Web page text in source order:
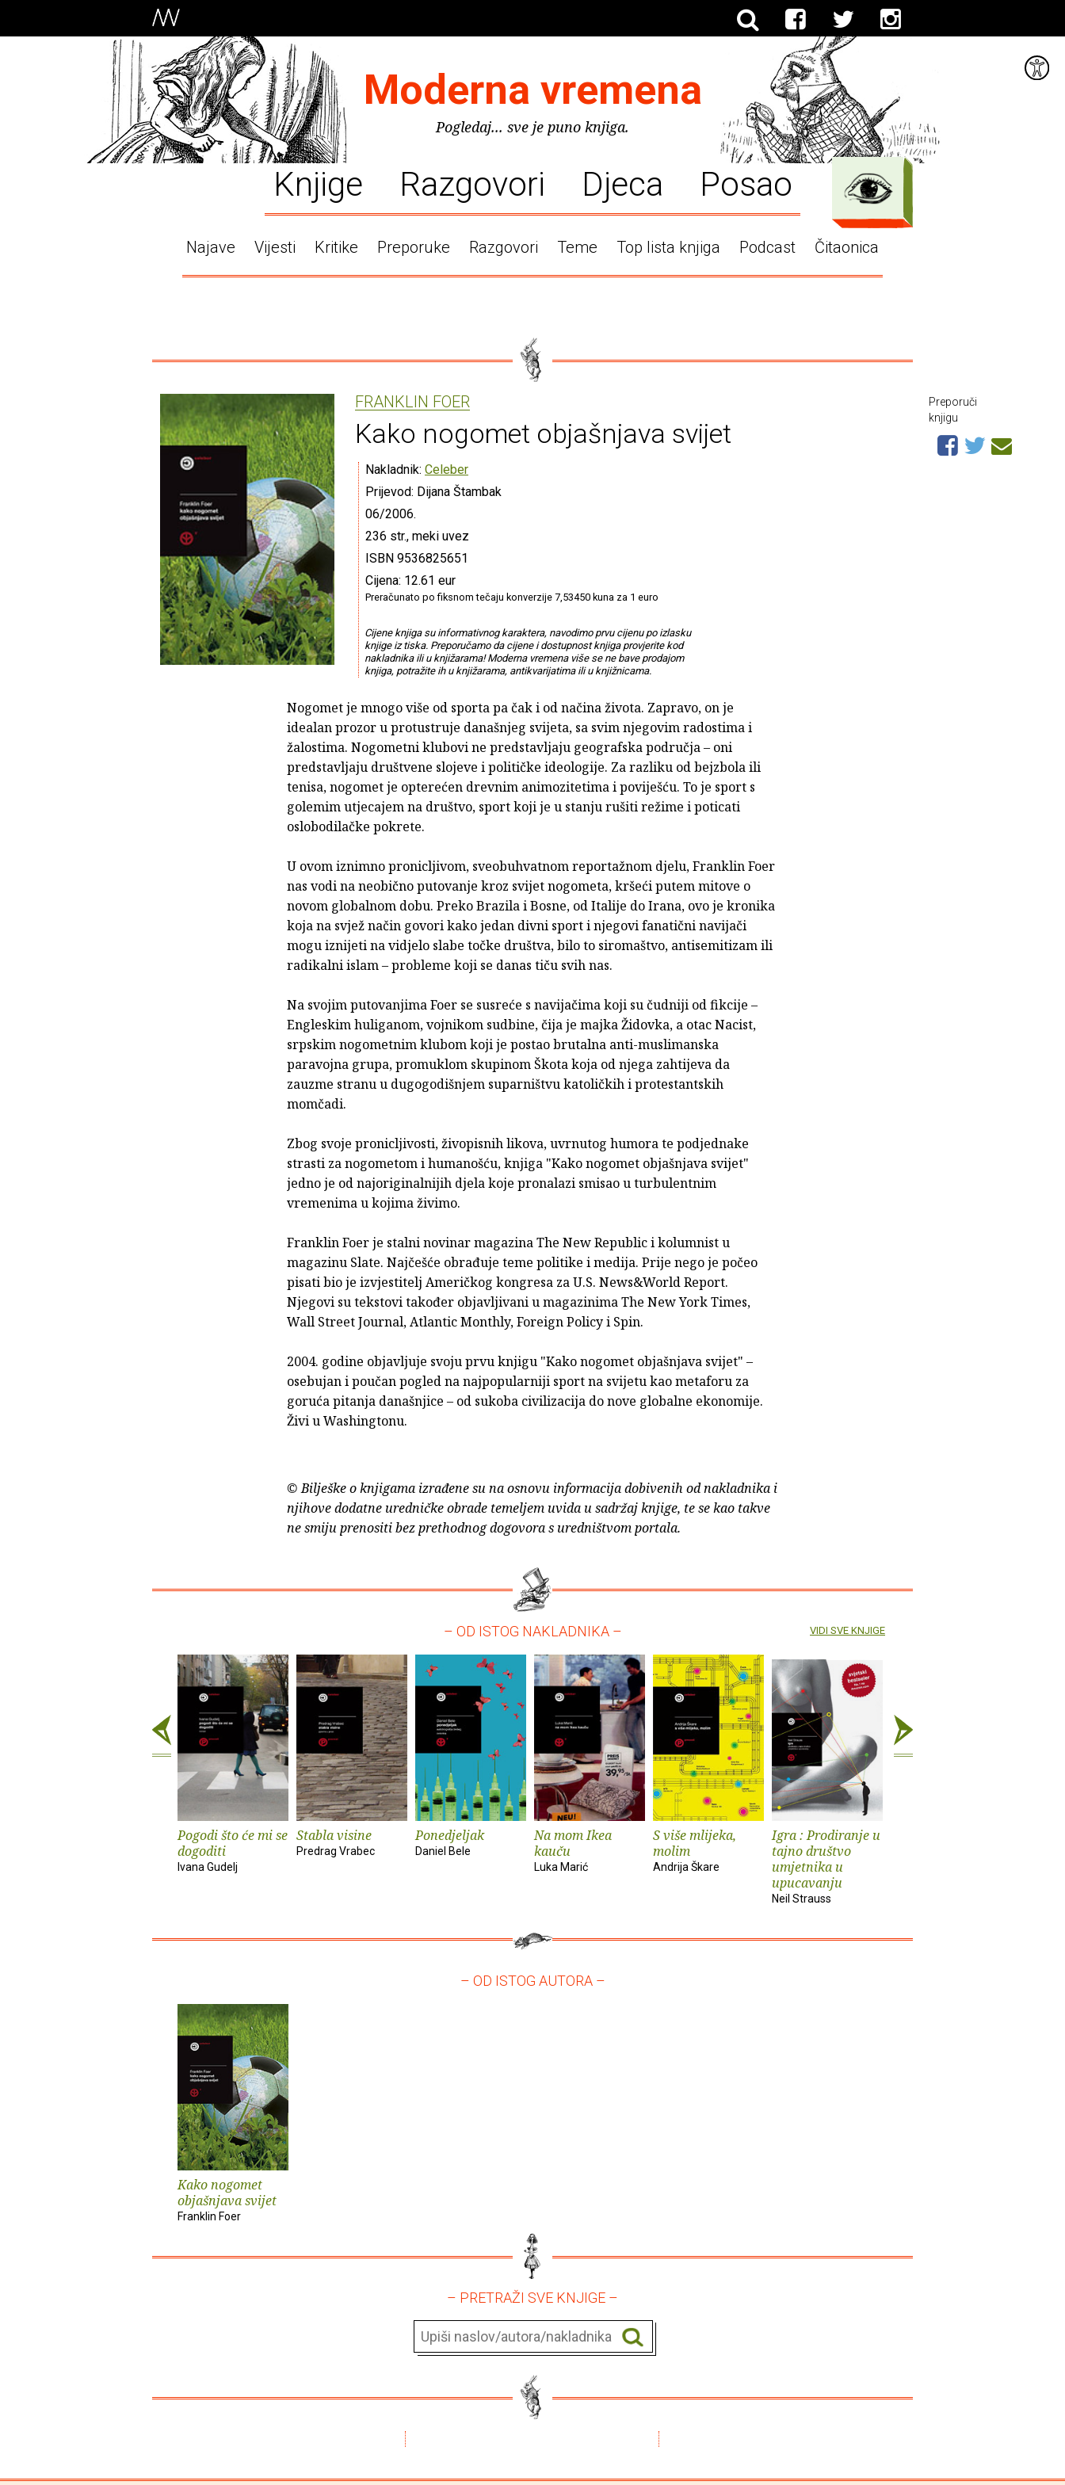
Moderna vremena
Pogledaj... sve je puno knjiga.
Knjige Razgovori Djeca Posao
Najave Vijesti Kritike Preporuke Razgovori Teme Top lista knjiga Podcast Čitaonica
FRANKLIN FOER
Kako nogomet objašnjava svijet
Nakladnik: Celeber
Prijevod: Dijana Štambak
06/2006.
236 str., meki uvez
ISBN 9536825651
Cijena: 12.61 eur
Preračunato po fiksnom tečaju konverzije 7,53450 kuna za 1 euro
Cijene knjiga su informativnog karaktera, navodimo prvu cijenu po izlasku
knjige iz tiska. Preporučamo da cijene i dostupnost knjiga provjerite kod
nakladnika ili u knjižarama! Moderna vremena više se ne bave prodajom
knjiga, potražite ih u knjižarama, antikvarijatima ili u knjižnicama.
Nogomet je mnogo više od sporta pa čak i od načina života. Zapravo, on je
idealan prozor u protustruje današnjeg svijeta, sa svim njegovim radostima i
žalostima. Nogometni klubovi ne predstavljaju geografska područja – oni
predstavljaju društvene slojeve i političke ideologije. Za razliku od bejzbola ili
tenisa, nogomet je opterećen drevnim animozitetima i poviješću. To je sport s
golemim utjecajem na društvo, sport koji je u stanju rušiti režime i poticati
oslobodilačke pokrete.
U ovom iznimno pronicljivom, sveobuhvatnom reportažnom djelu, Franklin Foer
nas vodi na neobično putovanje kroz svijet nogometa, kršeći putem mitove o
novom globalnom dobu. Preko Brazila i Bosne, od Italije do Irana, ovo je kronika
koja na svjež način govori kako jedan divni sport i njegovi fanatični navijači
mogu iznijeti na vidjelo slabe točke društva, bilo to siromaštvo, antisemitizam ili
radikalni islam – probleme koji se danas tiču svih nas.
Na svojim putovanjima Foer se susreće s navijačima koji su čudniji od fikcije –
Engleskim huliganom, vojnikom sudbine, čija je majka Židovka, a otac Nacist,
srpskim nogometnim klubom koji je postao brutalna anti-muslimanska
paravojna grupa, promuklom skupinom Škota koja od njega zahtijeva da
zauzme stranu u dugogodišnjem suparništvu katoličkih i protestantskih
momčadi.
Zbog svoje pronicljivosti, živopisnih likova, uvrnutog humora te podjednake
strasti za nogometom i humanošću, knjiga "Kako nogomet objašnjava svijet"
jedno je od najoriginalnijih djela koje pronalazi smisao u turbulentnim
vremenima u kojima živimo.
Franklin Foer je stalni novinar magazina The New Republic i kolumnist u
magazinu Slate. Najčešće obrađuje teme politike i medija. Prije nego je počeo
pisati bio je izvjestitelj Američkog kongresa za U.S. News&World Report.
Njegovi su tekstovi također objavljivani u magazinima The New York Times,
Wall Street Journal, Atlantic Monthly, Foreign Policy i Spin.
2004. godine objavljuje svoju prvu knjigu "Kako nogomet objašnjava svijet" –
osebujan i poučan pogled na najpopularniji sport na svijetu kao metaforu za
goruća pitanja današnjice – od sukoba civilizacija do nove globalne ekonomije.
Živi u Washingtonu.
© Bilješke o knjigama izrađene su na osnovu informacija dobivenih od nakladnika i
njihove dodatne uredničke obrade temeljem uvida u sadržaj knjige, te se kao takve
ne smiju prenositi bez prethodnog dogovora s uredništvom portala.
Preporuči
knjigu
– OD ISTOG NAKLADNIKA –
Pogodi što će mi se
dogoditi
Ivana Gudelj
Stabla visine
Predrag Vrabec
Ponedjeljak
Daniel Bele
Na mom Ikea
kauču
Luka Marić
S više mlijeka,
molim
Andrija Škare
Igra : Prodiranje u
tajno društvo
umjetnika u
upucavanju
Neil Strauss
VIDI SVE KNJIGE
– OD ISTOG AUTORA –
Kako nogomet
objašnjava svijet
Franklin Foer
– PRETRAŽI SVE KNJIGE –